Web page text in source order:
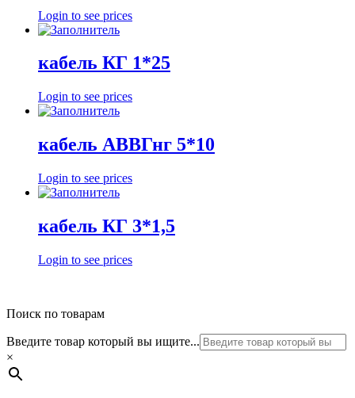
Login to see prices
кабель КГ 1*25
Login to see prices
кабель АВВГнг 5*10
Login to see prices
кабель КГ 3*1,5
Login to see prices
Поиск по товарам
Введите товар который вы ищите...
×